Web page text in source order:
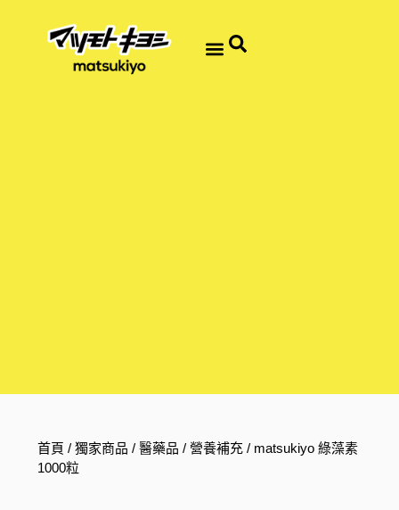
首頁 /獨家商品 /醫藥品 /營養補充 / matsukiyo 綠藻素
1000粒